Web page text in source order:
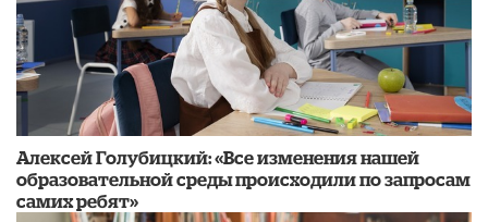
​Алексей Голубицкий: «Все изменения нашей
образовательной среды происходили по запросам
самих ребят»